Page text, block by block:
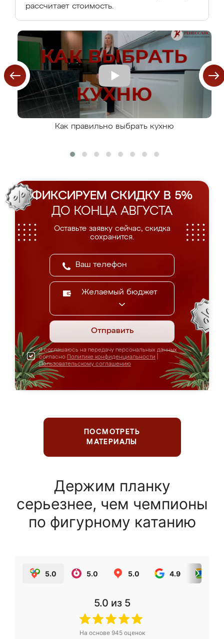
рассчитает стоимость.
Как правильно выбрать кухню
ФИКСИРУЕМ СКИДКУ В 5%
ДО КОНЦА АВГУСТА
Оставьте заявку сейчас, скидка
сохранится.
Желаемый бюджет
Отправить
Я соглашаюсь на передачу персональных данных
согласно Политике конфиденциальности
Пользовательскому соглашению
ПОСМОТРЕТЬ
МАТЕРИАЛЫ
Держим планку
серьезнее, чем чемпионы
по фигурному катанию
5.0 5.0 5.0 4.9
5.0 из 5
На основе 945оценок